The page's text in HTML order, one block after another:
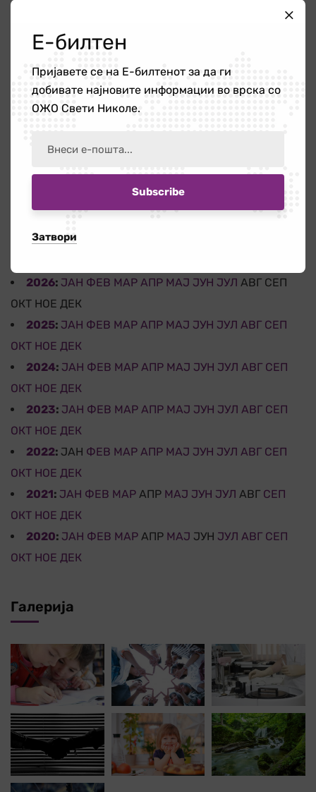
Работилница на тема „Болки во вратот
и ‘рбетот кои се шират во рацете и
за граѓаните кога најмногу им е
14 јули 2026
АРХИВА
2026: ЈАН ФЕВ МАР АПР МАЈ ЈУН ЈУЛ АВГ СЕП
ОКТ НОЕ ДЕК
2025: ЈАН ФЕВ МАР АПР МАЈ ЈУН ЈУЛ АВГ СЕП
ОКТ НОЕ ДЕК
2024: ЈАН ФЕВ МАР АПР МАЈ ЈУН ЈУЛ АВГ СЕП
ОКТ НОЕ ДЕК
2023: ЈАН ФЕВ МАР АПР МАЈ ЈУН ЈУЛ АВГ СЕП
ОКТ НОЕ ДЕК
2022: ЈАН ФЕВ МАР АПР МАЈ ЈУН ЈУЛ АВГ СЕП
ОКТ НОЕ ДЕК
2021: ЈАН ФЕВ МАР АПР МАЈ ЈУН ЈУЛ АВГ СЕП
ОКТ НОЕ ДЕК
2020: ЈАН ФЕВ МАР АПР МАЈ ЈУН ЈУЛ АВГ СЕП
ОКТ НОЕ ДЕК
Галерија
Е-билтен
Пријавете се на Е-билтенот за да ги
добивате најновите информации во врска со
ОЖО Свети Николе.
Затвори